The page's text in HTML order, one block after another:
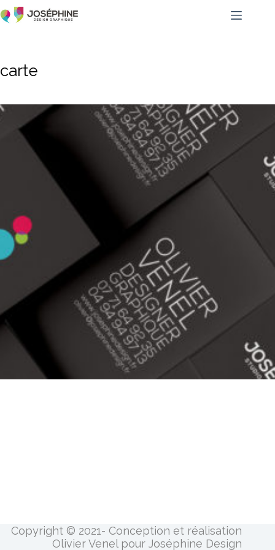
carte
Copyright © 2021- Conception et réalisation
Olivier Venel pour Joséphine Design